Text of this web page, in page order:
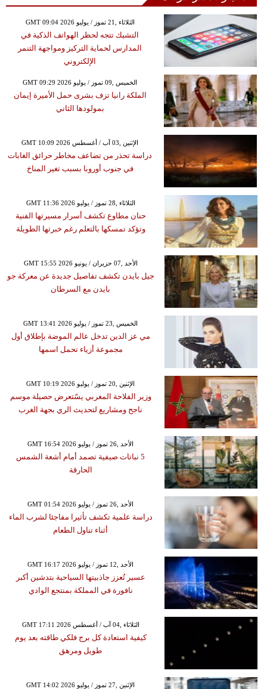
GMT 09:04 2026 الثلاثاء ,21 تموز / يوليو
التشيك تتجه لحظر الهواتف الذكية في
المدارس لحماية التركيز ومواجهة التنمر
الإلكتروني
GMT 09:29 2026 الخميس ,09 تموز / يوليو
الملكة رانيا تزف بشرى حمل الأميرة إيمان
بمولودها الثاني
GMT 10:09 2026 الإثنين ,03 آب / أغسطس
دراسة تحذر من تضاعف مخاطر حرائق الغابات
في جنوب أوروبا بسبب تغير المناخ
GMT 11:36 2026 الثلاثاء ,28 تموز / يوليو
حنان مطاوع تكشف أسرار مسيرتها الفنية
وتؤكد تمسكها بالتعلم رغم خبرتها الطويلة
GMT 15:55 2026 الأحد ,07 حزيران / يونيو
جيل بايدن تكشف تفاصيل جديدة عن معركة جو
بايدن مع السرطان
GMT 13:41 2026 الخميس ,23 تموز / يوليو
مي عز الدين تدخل عالم الموضة بإطلاق أول
مجموعة أزياء تحمل اسمها
GMT 10:19 2026 الإثنين ,20 تموز / يوليو
وزير الفلاحة المغربي يسّتعرض حصيلة موسم
ناجح ومشاريع لتحديث الري بجهة الغرب
GMT 16:54 2026 الأحد ,26 تموز / يوليو
5 نباتات صيفية تصمد أمام أشعة الشمس
الحارقة
GMT 01:54 2026 الأحد ,26 تموز / يوليو
دراسة علمية تكشف تأثيرا مفاجئا لشرب الماء
أثناء تناول الطعام
GMT 16:17 2026 الأحد ,12 تموز / يوليو
عسير تُعزز جاذبيتها السياحية بتدشين أكبر
نافورة في المملكة بمنتجع الوادي
GMT 17:11 2026 الثلاثاء ,04 آب / أغسطس
كيفية استعادة كل برج فلكي طاقته بعد يوم
طويل ومرهق
GMT 14:02 2026 الإثنين ,27 تموز / يوليو